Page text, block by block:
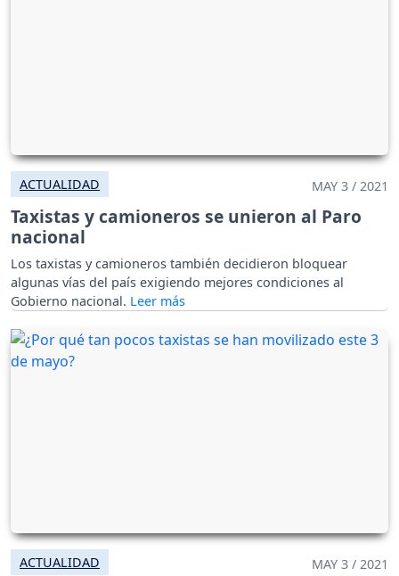
ACTUALIDAD MAY 3 / 2021
Taxistas y camioneros se unieron al Paro
nacional
Los taxistas y camioneros también decidieron bloquear
algunas vías del país exigiendo mejores condiciones al
Gobierno nacional.
ACTUALIDAD MAY 3 / 2021